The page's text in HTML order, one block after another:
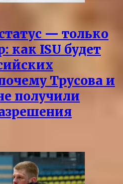
— только
как ISU будет
Трусова и
получили